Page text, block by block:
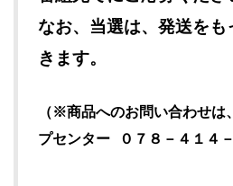
なお、当選は、発送をも
きます。
（※商品へのお問い合わせ
プセンター ０７８－４１４－